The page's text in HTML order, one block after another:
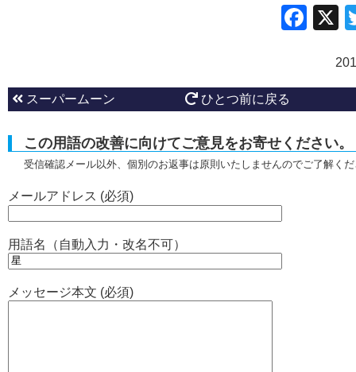
スーパームーン ひとつ前に戻る
この用語の改善に向けてご意見をお寄せください。
受信確認メール以外、個別のお返事は原則いたしませんのでご了解く
メールアドレス (必須)
用語名（自動入力・改名不可）
メッセージ本文 (必須)